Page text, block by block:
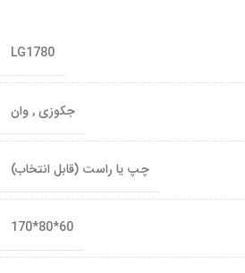
LG1780
جکوزی,وان
چپ یا راست (قابل انتخاب)
60*80*170